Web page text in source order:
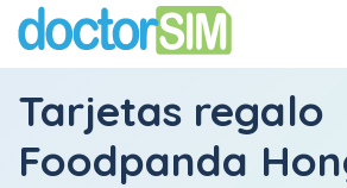
Tarjetas regalo
Foodpanda